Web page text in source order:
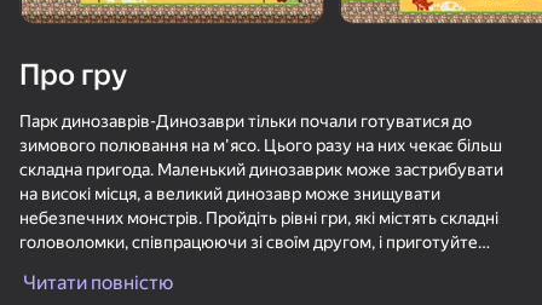
89
Про гру
Парк динозаврів-Динозаври тільки почали готуватися до
зимового полювання на м'ясо. Цього разу на них чекає більш
складна пригода. Маленький динозаврик може застрибувати
на високі місця, а великий динозавр може знищувати
небезпечних монстрів. Пройдіть рівні гри, які містять складні
головоломки, співпрацюючи зі своїм другом, і приготуйте
Читати повністю